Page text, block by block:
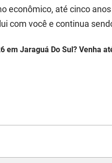
econômico, até cinco
com você e continua
em Jaraguá Do Sul? Venha